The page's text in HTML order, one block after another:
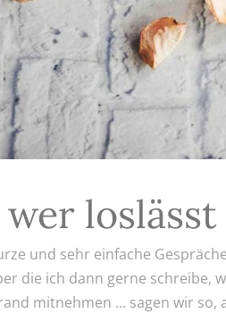
loslässt
und sehr einfache
die ich dann gerne schreibe,
mitnehmen … sagen wir so,